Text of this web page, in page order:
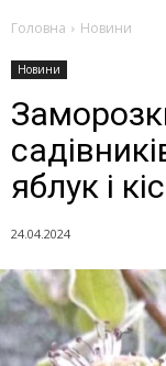
Головна Новини
Новини
яблук і
24.04.2024